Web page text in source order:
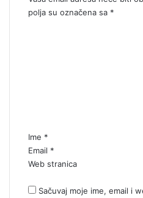
polja su označena sa *
*Ime *
Email *
Web stranica
Sačuvaj moje ime, email i